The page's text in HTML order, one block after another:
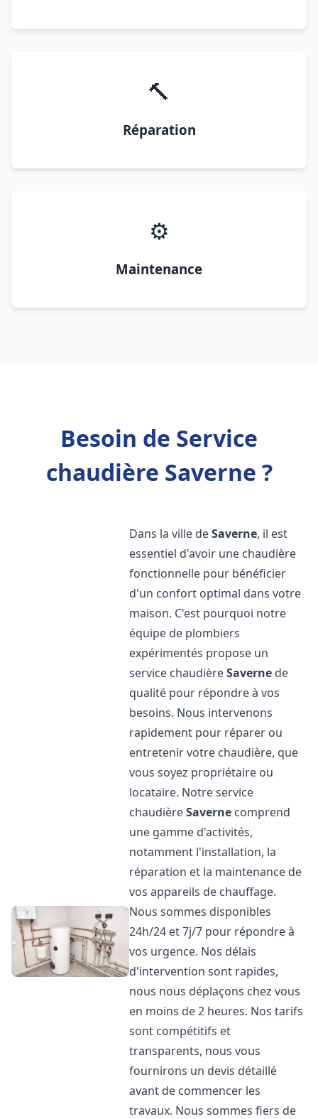
🔨
Réparation
⚙️
Maintenance
Besoin de Service
chaudière Saverne ?
Dans la ville deSaverne, il est
essentiel d'avoir une chaudière
fonctionnelle pour bénéficier
d'un confort optimal dans votre
maison. C'est pourquoi notre
équipe de plombiers
expérimentés propose un
service chaudièreSaverne de
qualité pour répondre à vos
besoins. Nous intervenons
rapidement pour réparer ou
entretenir votre chaudière, que
vous soyez propriétaire ou
locataire. Notre service
chaudièreSaverne comprend
une gamme d'activités,
notamment l'installation, la
réparation et la maintenance de
vos appareils de chauffage.
Nous sommes disponibles
24h/24 et 7j/7 pour répondre à
vos urgence. Nos délais
d'intervention sont rapides,
nous nous déplaçons chez vous
en moins de 2 heures. Nos tarifs
sont compétitifs et
transparents, nous vous
fournirons un devis détaillé
avant de commencer les
travaux. Nous sommes fiers de